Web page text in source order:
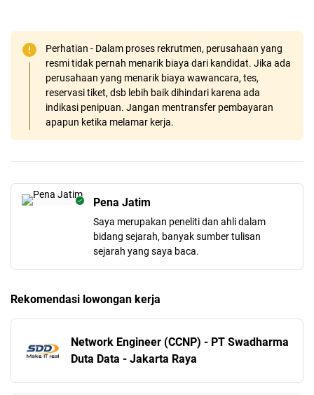
Perhatian - Dalam proses rekrutmen, perusahaan yang
resmi tidak pernah menarik biaya dari kandidat. Jika ada
perusahaan yang menarik biaya wawancara, tes,
reservasi tiket, dsb lebih baik dihindari karena ada
indikasi penipuan. Jangan mentransfer pembayaran
apapun ketika melamar kerja.
Pena Jatim
Saya merupakan peneliti dan ahli dalam
bidang sejarah, banyak sumber tulisan
sejarah yang saya baca.
Rekomendasi lowongan kerja
Network Engineer (CCNP) - PT Swadharma
Duta Data - Jakarta Raya